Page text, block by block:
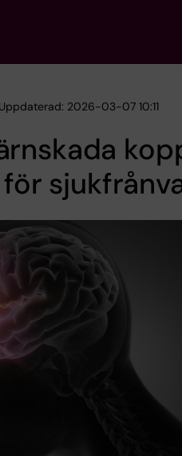
2026-03-07 10:11